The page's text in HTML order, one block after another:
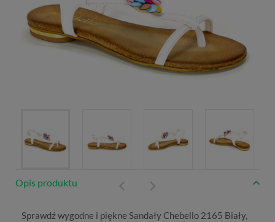
Opis produktu
Sprawdź wygodne i piękne Sandały Chebello 2165 Biały,